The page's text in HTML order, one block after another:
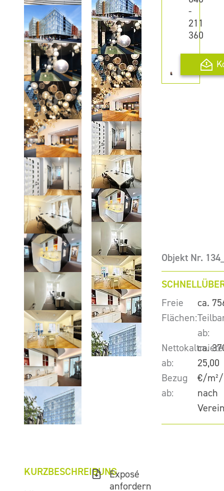
-
211
360
Objekt Nr.
Freie
Flächen:
ca.
ab:
ca.
Nettokaltmiete
ab:
25,00
€/
Bezug
ab:
nach
KURZBESCHREIBUNGExposé
anfordern